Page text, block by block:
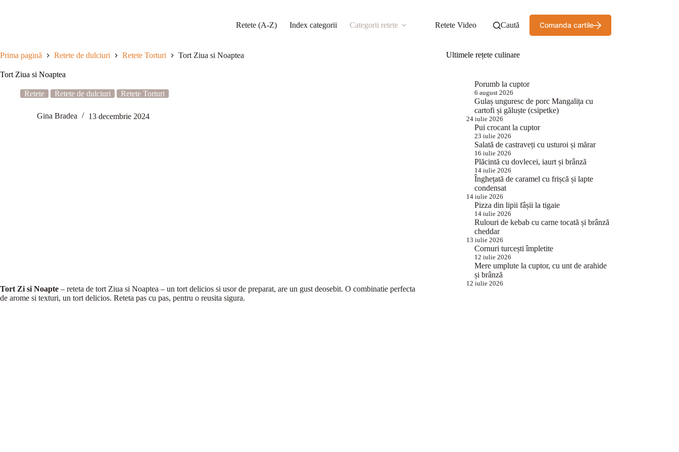
Retete (A-Z) Index categorii Categorii retete Retete Video Caută Comanda cartile
Prima pagină Retete de dulciuri Retete Torturi Tort Ziua si Noaptea
Tort Ziua si Noaptea
Retete Retete de dulciuri Retete Torturi
Gina Bradea 13 decembrie 2024
Tort Zi si Noapte – reteta de tort Ziua si Noaptea – un tort delicios si usor de preparat, are un gust deosebit. O combinatie perfecta
de arome si texturi, un tort delicios. Reteta pas cu pas, pentru o reusita sigura.
Ultimele rețete culinare
Porumb la cuptor
6 august 2026
Gulaș unguresc de porc Mangalița cu
cartofi și găluște (csipetke)
24 iulie 2026
Pui crocant la cuptor
23 iulie 2026
Salată de castraveți cu usturoi și mărar
16 iulie 2026
Plăcintă cu dovlecei, iaurt și brânză
14 iulie 2026
Înghețată de caramel cu frișcă și lapte
condensat
14 iulie 2026
Pizza din lipii fâșii la tigaie
14 iulie 2026
Rulouri de kebab cu carne tocată și brânză
cheddar
13 iulie 2026
Cornuri turcești împletite
12 iulie 2026
Mere umplute la cuptor, cu unt de arahide
și brânză
12 iulie 2026